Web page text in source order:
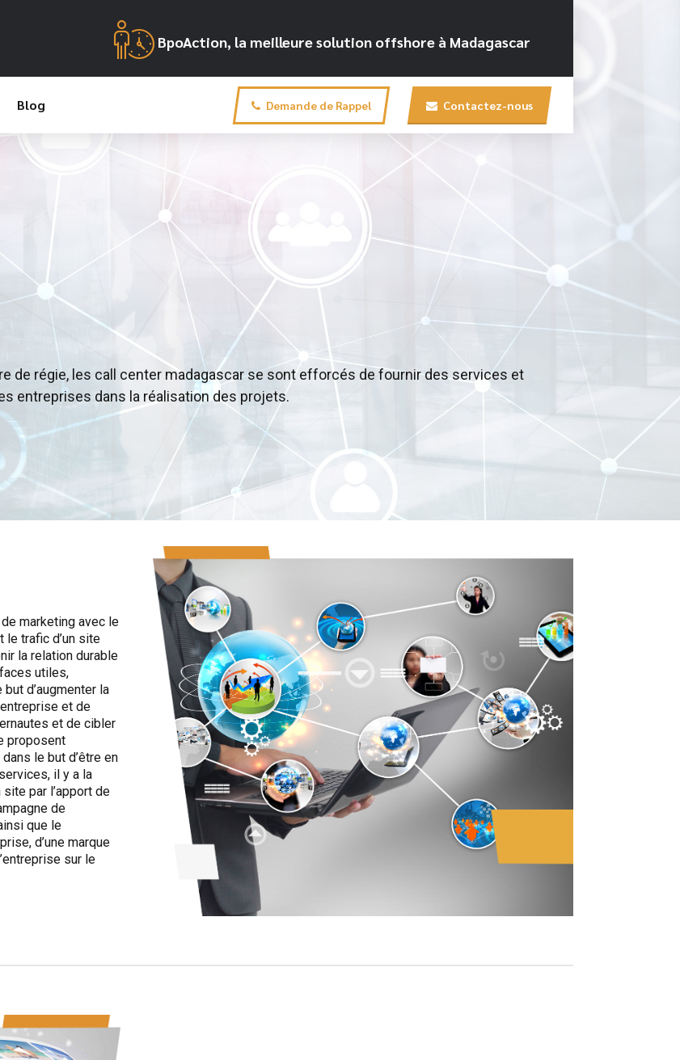
BpoAction, la meilleure solution offshore à Madagascar
Demande de Rappel Contactez-nous
Blog
de régie, les call center madagascar se sont efforcés de fournir des services et
entreprises dans la réalisation des projets.
marketing avec le
trafic d’un site
la relation durable
utiles,
d’augmenter la
et de
et de cibler
proposent
le but d’être en
il y a la
par l’apport de
de
que le
d’une marque
sur le